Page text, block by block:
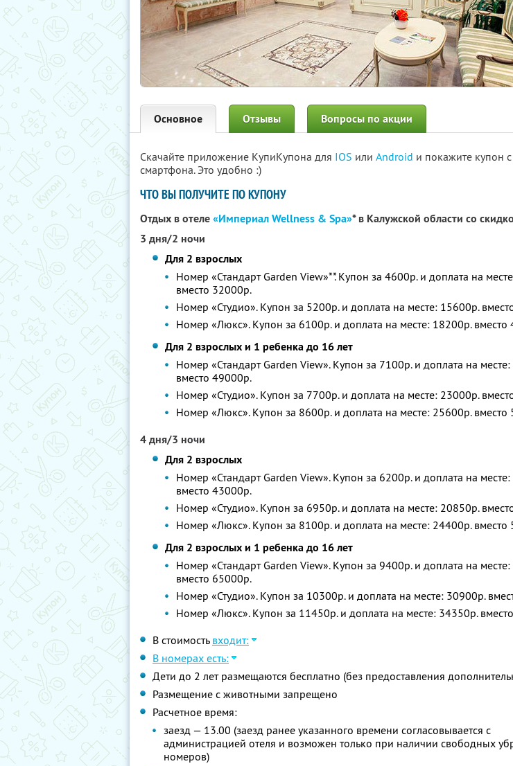
Основное Отзывы Вопросы по акции
Скачайте приложение КупиКупона для IOS или Android и покажите купон
смартфона. Это удобно :)
ЧТО ВЫ ПОЛУЧИТЕ ПО КУПОНУ
Отдых в отеле«Империал Wellness & Spa»* в Калужской области со
3 дня/2 ночи
Для 2 взрослых
Номер «Стандарт Garden View»**. Купон за 4600р. и доплата на
вместо 32000р.
Номер «Студио». Купон за 5200р. и доплата на месте: 15600р.
Номер «Люкс». Купон за 6100р. и доплата на месте: 18200р. вместо
Для 2 взрослых и 1 ребенка до 16 лет
Номер «Стандарт Garden View». Купон за 7100р. и доплата на
вместо 49000р.
Номер «Студио». Купон за 7700р. и доплата на месте: 23000р.
Номер «Люкс». Купон за 8600р. и доплата на месте: 25600р. вместо
4 дня/3 ночи
Для 2 взрослых
Номер «Стандарт Garden View». Купон за 6200р. и доплата на
вместо 43000р.
Номер «Студио». Купон за 6950р. и доплата на месте: 20850р.
Номер «Люкс». Купон за 8100р. и доплата на месте: 24400р. вместо
Для 2 взрослых и 1 ребенка до 16 лет
Номер «Стандарт Garden View». Купон за 9400р. и доплата на
вместо 65000р.
Номер «Студио». Купон за 10300р. и доплата на месте: 30900р.
Номер «Люкс». Купон за 11450р. и доплата на месте: 34350р.
В стоимость входит:
В номерах есть:
Дети до 2 лет размещаются бесплатно (без предоставления
Размещение с животными запрещено
Расчетное время:
заезд — 13.00 (заезд ранее указанного времени согласовывается с
администрацией отеля и возможен только при наличии свободных
номеров)